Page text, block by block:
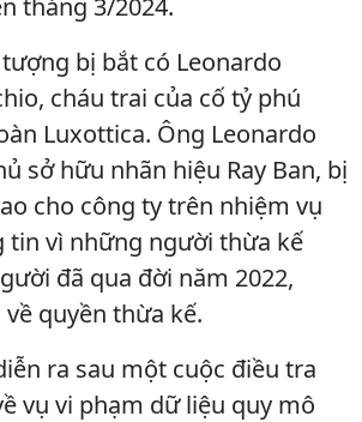
tháng 3/2024.
bị bắt có Leonardo
cháu trai của cố tỷ phú
Luxottica. Ông Leonardo
sở hữu nhãn hiệu Ray Ban, bị
cho công ty trên nhiệm vụ
tin vì những người thừa kế
đã qua đời năm 2022,
quyền thừa kế.
ra sau một cuộc điều tra
vụ vi phạm dữ liệu quy mô